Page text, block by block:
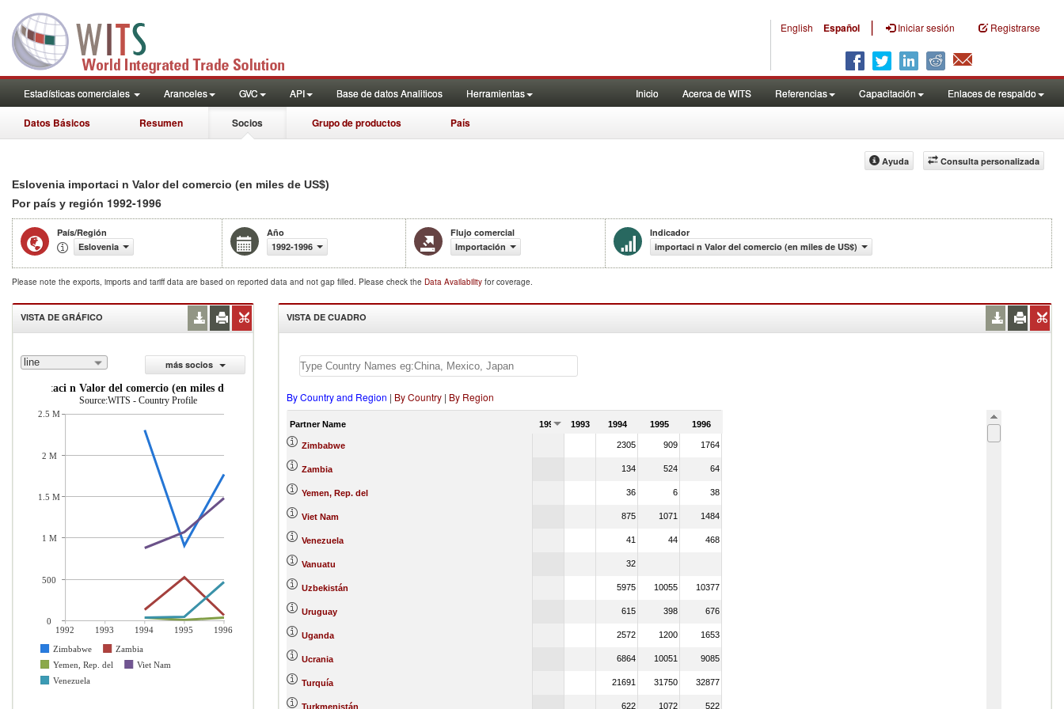
English Español | Iniciar sesión Registrarse
Estadísticas comerciales Aranceles GVC API Base de datos Analiticos Herramientas Inicio Acerca de WITS Referencias Capacitación Enlaces de respaldo
Datos Básicos Resumen Socios Grupo de productos País
Consulta personalizada
Ayuda
Eslovenia importaci n Valor del comercio (en miles de US$)
Por país y región 1992-1996
País/Región
Eslovenia
Año
1992-1996
Flujo comercial
Importación
Indicador
importaci n Valor del comercio (en miles de US$)
Please note the exports, imports and tariff data are based on reported data and not gap filled. Please check the Data Availability for coverage.
VISTA DE GRÁFICO
line
más socios
importaci n Valor del comercio (en miles de US$)
Source:WITS - Country Profile
1992 1993 1994 1995
1996
Zimbabwe
Zambia
Yemen, Rep. del
Viet Nam
Venezuela
2.5 M
2 M
1.5 M
1 M
500
0
VISTA DE CUADRO
By Country and Region | By Country | By Region
Partner Name 1992 1993 1994 1995 1996
Zimbabwe 2305 909 1764
Zambia 134 524 64
Yemen, Rep. del 36 6 38
Viet Nam 875 1071 1484
Venezuela 41 44 468
Vanuatu 32
Uzbekistán 5975 10055 10377
Uruguay 615 398 676
Uganda 2572 1200 1653
Ucrania 6864 10051 9085
Turquía 21691 31750 32877
Turkmenistán 622 1072 522